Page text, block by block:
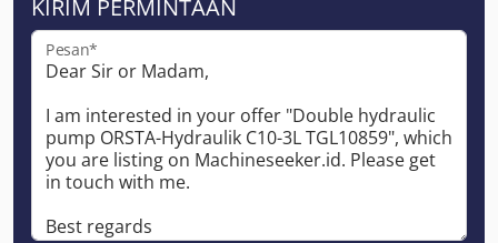
KIRIM PERMINTAAN
Pesan*